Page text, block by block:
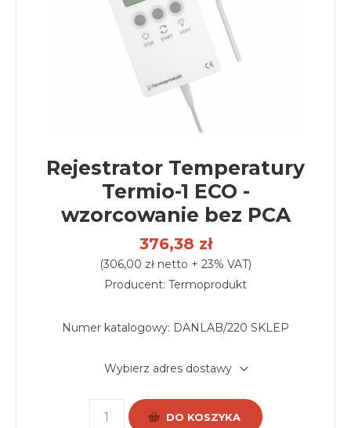
Rejestrator Temperatury
Termio-1 ECO -
wzorcowanie bez PCA
376,38 zł
(306,00 zł netto + 23% VAT)
Producent: Termoprodukt
Numer katalogowy: DANLAB/220 SKLEP
Wybierz adres dostawy
DO KOSZYKA